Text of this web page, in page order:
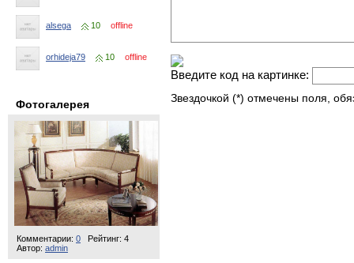
alsega 10 offline
orhideja79 10 offline
Фотогалерея
Комментарии: 0
Рейтинг: 4
Автор: admin
Введите код на картинке:
Звездочкой (*) отмечены поля,